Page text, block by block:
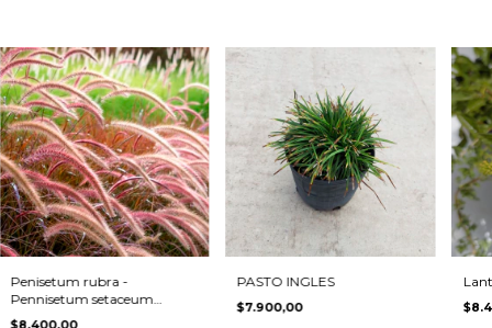
Penisetum rubra -
Pennisetum setaceum
'Rubrum'
$8.400,00
PASTO INGLES
$7.900,00